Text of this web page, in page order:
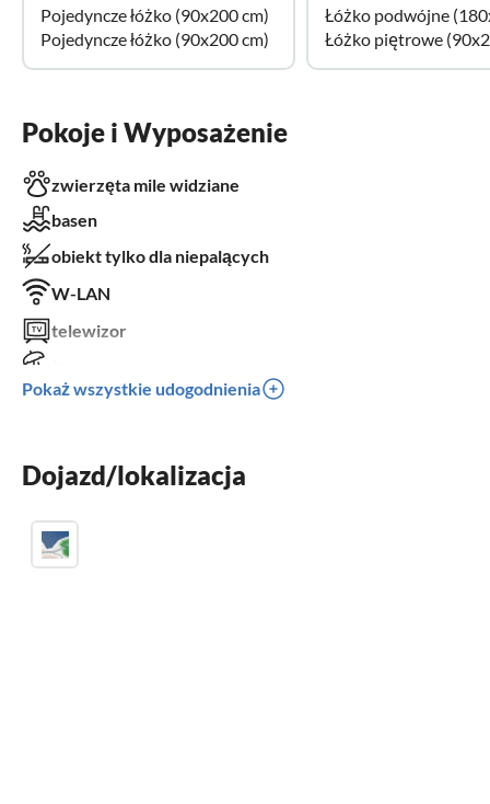
Pojedyncze łóżko (90x200 cm)
Pojedyncze łóżko (90x200 cm)
Łóżko podwójne
Łóżko piętrowe
Pokoje i Wyposażenie
zwierzęta mile widziane
basen
obiekt tylko dla niepalących
W-LAN
telewizor
zmywarka
łóżeczko dziecięce
Pokaż wszystkie udogodnienia
Dojazd/lokalizacja